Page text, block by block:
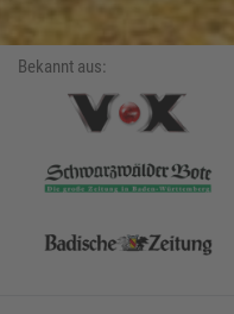
Bekannt aus: